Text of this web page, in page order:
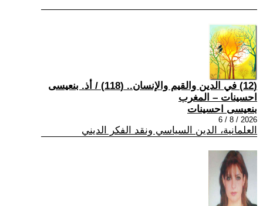
(12) في الدين والقيم والإنسان.. (118) / أذ. بنعيسى
احسينات – المغرب
بنعيسى احسينات
2026 / 8 / 6
العلمانية، الدين السياسي ونقد الفكر الديني